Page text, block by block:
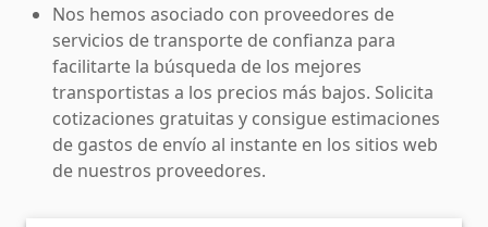
Nos hemos asociado con proveedores de
servicios de transporte de confianza para
facilitarte la búsqueda de los mejores
transportistas a los precios más bajos. Solicita
cotizaciones gratuitas y consigue estimaciones
de gastos de envío al instante en los sitios web
de nuestros proveedores.